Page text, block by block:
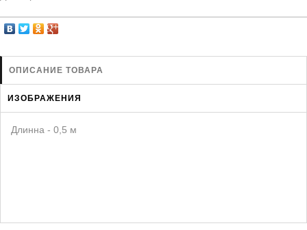
НОВИНКИ ДЛЯ ГОЛУБЕЙ
КНИГИ О ГОЛУБЯХ
ТОВАРЫ ДЛЯ ПОПУГАЕВ
ТОВАРЫ ДЛЯ КУР И ДР. ПТИЦ
ОПИСАНИЕ ТОВАРА
ИЗОБРАЖЕНИЯ
Длинна - 0,5 м